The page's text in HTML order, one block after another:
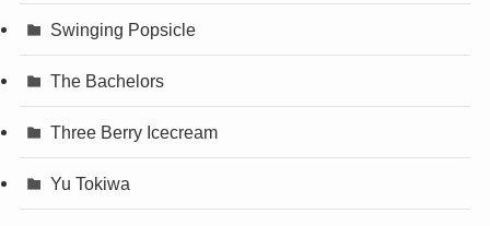
Swinging Popsicle
The Bachelors
Three Berry Icecream
Yu Tokiwa